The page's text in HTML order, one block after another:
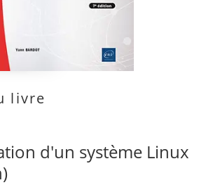
livre
d'un système Linux